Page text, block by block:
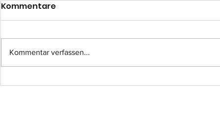
Einsatz-Nr.: 057
Kommentare
Kommentar verfassen...